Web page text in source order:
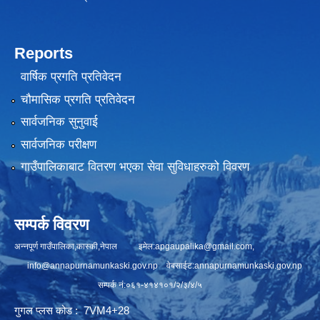
Reports
वार्षिक प्रगति प्रतिवेदन
चौमासिक प्रगति प्रतिवेदन
सार्वजनिक सुनुवाई
सार्वजनिक परीक्षण
गाउँपालिकाबाट वितरण भएका सेवा सुविधाहरुको विवरण
सम्पर्क विवरण
अन्नपूर्ण गाउँपालिका,कास्की,नेपाल इमेल:apgaupalika@gmail.com,
info@annapurnamunkaski.gov.npवेबसाईट:annapurnamunkaski.gov.np
सम्पर्क नं:०६१-४१४१०१/२/३/४/५
गुगल प्लस कोड : 7VM4+28